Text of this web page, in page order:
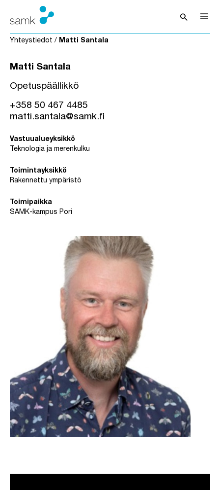
Siirry sisältöön
searchAvaa haku
Yhteystiedot / Matti Santala
Matti Santala
Opetuspäällikkö
+358 50 467 4485
matti.santala@samk.fi
Vastuualueyksikkö
Teknologia ja merenkulku
Toimintayksikkö
Rakennettu ympäristö
Toimipaikka
SAMK-kampus Pori